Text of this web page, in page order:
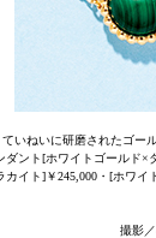
いねいに研磨されたゴー
ダント[ホワイトゴールド×
イト]￥245,000・[ホワ
撮影